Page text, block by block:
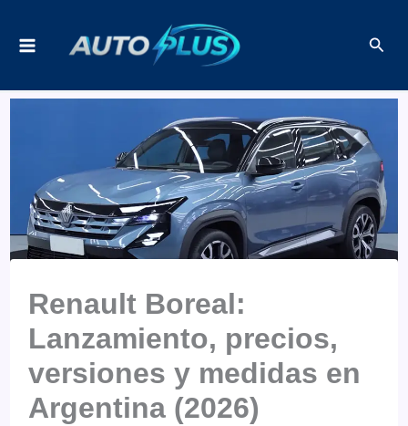
Renault Boreal:
Lanzamiento, precios,
versiones y medidas en
Argentina (2026)